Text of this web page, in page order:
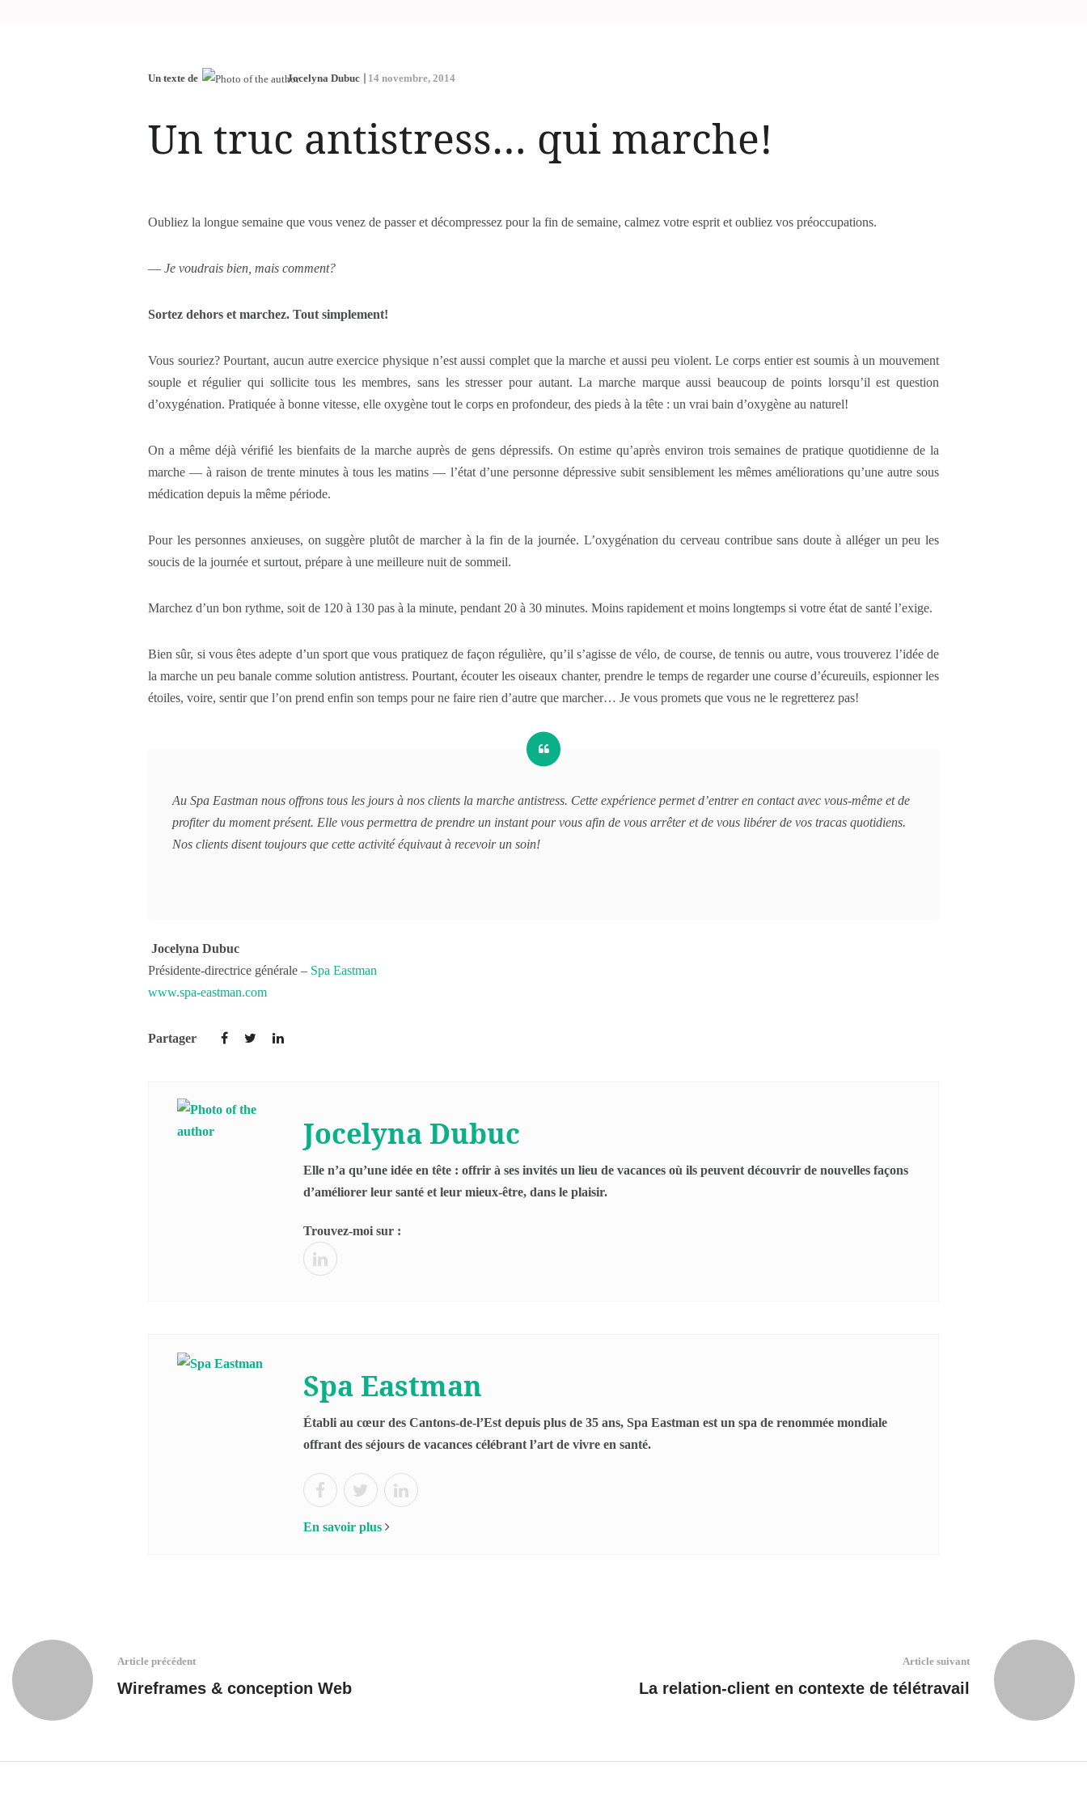
Un texte de Jocelyna Dubuc 14 novembre, 2014
Un truc antistress… qui marche!
Oubliez la longue semaine que vous venez de passer et décompressez pour la fin de semaine, calmez votre esprit et oubliez vos préoccupations.
— Je voudrais bien, mais comment?
Sortez dehors et marchez. Tout simplement!
Vous souriez? Pourtant, aucun autre exercice physique n’est aussi complet que la marche et aussi peu violent. Le corps entier est soumis à un mouvement
souple et régulier qui sollicite tous les membres, sans les stresser pour autant. La marche marque aussi beaucoup de points lorsqu’il est question
d’oxygénation. Pratiquée à bonne vitesse, elle oxygène tout le corps en profondeur, des pieds à la tête : un vrai bain d’oxygène au naturel!
On a même déjà vérifié les bienfaits de la marche auprès de gens dépressifs. On estime qu’après environ trois semaines de pratique quotidienne de la
marche — à raison de trente minutes à tous les matins — l’état d’une personne dépressive subit sensiblement les mêmes améliorations qu’une autre sous
médication depuis la même période.
Pour les personnes anxieuses, on suggère plutôt de marcher à la fin de la journée. L’oxygénation du cerveau contribue sans doute à alléger un peu les
soucis de la journée et surtout, prépare à une meilleure nuit de sommeil.
Marchez d’un bon rythme, soit de 120 à 130 pas à la minute, pendant 20 à 30 minutes. Moins rapidement et moins longtemps si votre état de santé l’exige.
Bien sûr, si vous êtes adepte d’un sport que vous pratiquez de façon régulière, qu’il s’agisse de vélo, de course, de tennis ou autre, vous trouverez l’idée de
la marche un peu banale comme solution antistress. Pourtant, écouter les oiseaux chanter, prendre le temps de regarder une course d’écureuils, espionner les
étoiles, voire, sentir que l’on prend enfin son temps pour ne faire rien d’autre que marcher… Je vous promets que vous ne le regretterez pas!
Au Spa Eastman nous offrons tous les jours à nos clients la marche antistress. Cette expérience permet d’entrer en contact avec vous-même et de
profiter du moment présent. Elle vous permettra de prendre un instant pour vous afin de vous arrêter et de vous libérer de vos tracas quotidiens.
Nos clients disent toujours que cette activité équivaut à recevoir un soin!
Jocelyna Dubuc
Présidente-directrice générale – Spa Eastman
www.spa-eastman.com
Partager
Jocelyna Dubuc
Elle n’a qu’une idée en tête : offrir à ses invités un lieu de vacances où ils peuvent découvrir de nouvelles façons
d’améliorer leur santé et leur mieux-être, dans le plaisir.
Trouvez-moi sur :
Spa Eastman
Établi au cœur des Cantons-de-l’Est depuis plus de 35 ans, Spa Eastman est un spa de renommée mondiale
offrant des séjours de vacances célébrant l’art de vivre en santé.
En savoir plus
Article précédent
Wireframes & conception Web
Article suivant
La relation-client en contexte de télétravail